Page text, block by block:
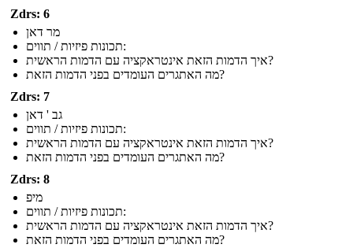
Zdrs: 6
מר דאן
תכונות פיזיות / תווים:
איך הדמות הזאת אינטראקציה עם הדמות הראשית?
מה האתגרים העומדים בפני הדמות הזאת?
Zdrs: 7
גב ' דאן
תכונות פיזיות / תווים:
איך הדמות הזאת אינטראקציה עם הדמות הראשית?
מה האתגרים העומדים בפני הדמות הזאת?
Zdrs: 8
מיפ
תכונות פיזיות / תווים:
איך הדמות הזאת אינטראקציה עם הדמות הראשית?
מה האתגרים העומדים בפני הדמות הזאת?